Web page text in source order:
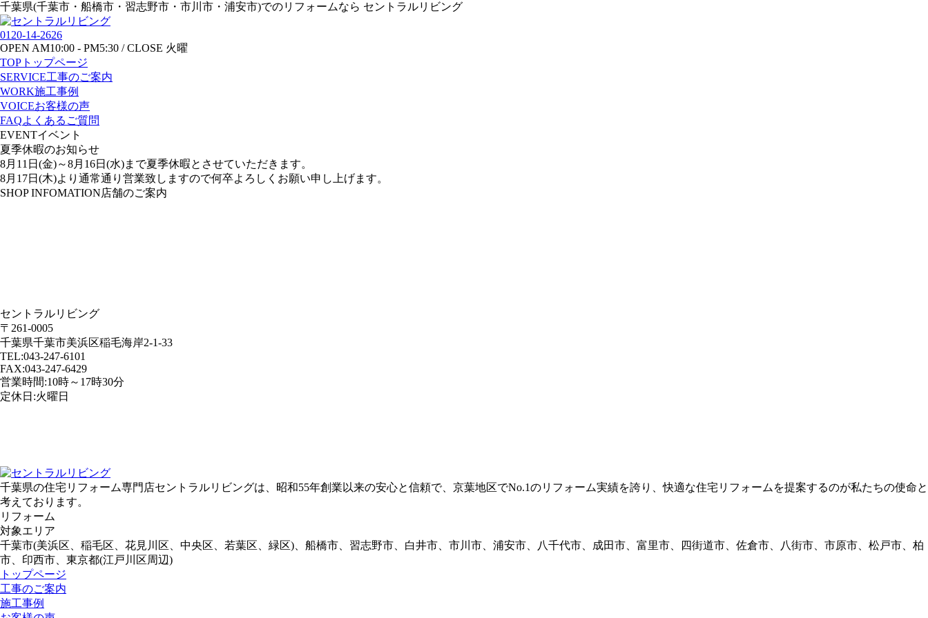
千葉県(千葉市・船橋市・習志野市・市川市・浦安市)でのリフォームなら セントラルリビング
0120-14-2626
OPEN AM10:00 - PM5:30 / CLOSE 火曜
TOP トップページ
SERVICE工事のご案内
WORK施工事例
VOICEお客様の声
FAQよくあるご質問
EVENTイベント
夏季休暇のお知らせ
8月11日(金)～8月16日(水)まで夏季休暇とさせていただきます。
8月17日(木)より通常通り営業致しますので何卒よろしくお願い申し上げます。
SHOP INFOMATION店舗のご案内
セントラルリビング
〒261-0005
千葉県千葉市美浜区稲毛海岸2-1-33
TEL:043-247-6101
FAX:043-247-6429
営業時間:10時～17時30分
定休日:火曜日
千葉県の住宅リフォーム専門店セントラルリビングは、昭和55年創業以来の安心と信頼で、京葉地区でNo.1のリフォーム実績を誇り、快適な住宅リフォームを提案するのが私たちの使命と
考えております。
リフォーム
対象エリア
千葉市(美浜区、稲毛区、花見川区、中央区、若葉区、緑区)、船橋市、習志野市、白井市、市川市、浦安市、八千代市、成田市、富里市、四街道市、佐倉市、八街市、市原市、松戸市、柏
市、印西市、東京都(江戸川区周辺)
トップページ
工事のご案内
施工事例